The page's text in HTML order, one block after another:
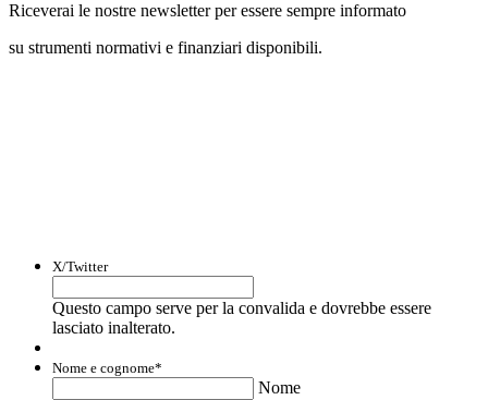
Riceverai le nostre newsletter per essere sempre informato
su strumenti normativi e finanziari disponibili.
X/Twitter
Questo campo serve per la convalida e dovrebbe essere
lasciato inalterato.
Nome e cognome*
Nome